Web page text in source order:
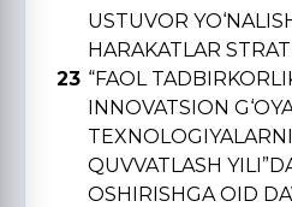
23
USTUVOR
HARAKATLAR
“FAOL
INNOVATSION
QUVVATLASH
OSHIRISHGA OID